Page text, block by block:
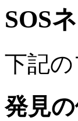
SOS
下記
発見